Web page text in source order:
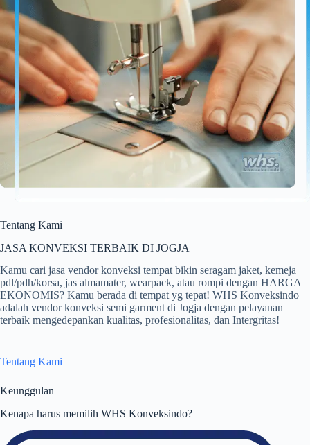
Tentang Kami
JASA KONVEKSI TERBAIK DI JOGJA
Kamu cari jasa vendor konveksi tempat bikin seragam jaket, kemeja
pdl/pdh/korsa, jas almamater, wearpack, atau rompi dengan HARGA
EKONOMIS? Kamu berada di tempat yg tepat! WHS Konveksindo
adalah vendor konveksi semi garment di Jogja dengan pelayanan
terbaik mengedepankan kualitas, profesionalitas, dan Intergritas!
Tentang Kami
Keunggulan
Kenapa harus memilih WHS Konveksindo?